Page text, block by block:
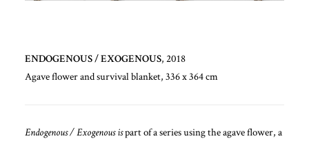
ENDOGENOUS / EXOGENOUS, 2018
Agave flower and survival blanket, 336x364 cm
Endogenous / Exogenous ispart of a series using the agave flower, a